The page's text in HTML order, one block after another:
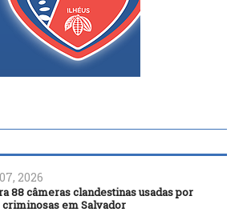
2026
88 câmeras clandestinas usadas por
criminosas em Salvador